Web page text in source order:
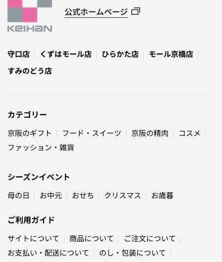
公式ホームページ
守口店 くずはモール店 ひらかた店
モール京橋店
すみのどう店
カテゴリー
京阪のギフト フード・スイーツ 京阪の精肉
コスメ
ファッション・雑貨
シーズンイベント
母の日 お中元 おせち クリスマス お歳暮
ご利用ガイド
サイトについて 商品について
ご注文について
お支払い・配送について
のし・包装について